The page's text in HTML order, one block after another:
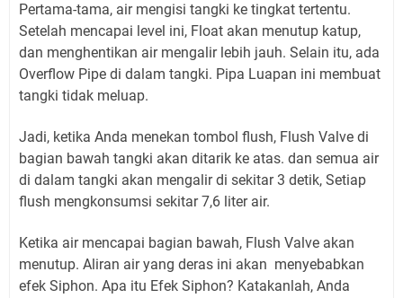
Pertama-tama, air mengisi tangki ke tingkat tertentu.
Setelah mencapai level ini, Float akan menutup katup,
dan menghentikan air mengalir lebih jauh. Selain itu, ada
Overflow Pipe di dalam tangki. Pipa Luapan ini membuat
tangki tidak meluap.
Jadi, ketika Anda menekan tombol flush, Flush Valve di
bagian bawah tangki akan ditarik ke atas. dan semua air
di dalam tangki akan mengalir di sekitar 3 detik, Setiap
flush mengkonsumsi sekitar 7,6 liter air.
Ketika air mencapai bagian bawah, Flush Valve akan
menutup. Aliran air yang deras ini akan menyebabkan
efek Siphon. Apa itu Efek Siphon? Katakanlah, Anda